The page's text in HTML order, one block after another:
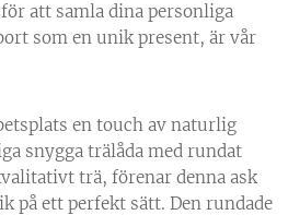
att samla dina personliga
som en unik present, är vår
en touch av naturlig
snygga trälåda med rundat
trä, förenar denna ask
på ett perfekt sätt. Den rundade